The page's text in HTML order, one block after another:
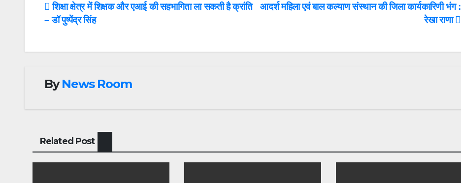
Post
navigation
आदर्श महिला एवं बाल कल्याण संस्थान की जिला कार्यकारिणी भंग :
रेखा राणा
शिक्षा क्षेत्र में शिक्षक और एआई की सहभागिता ला सकती है क्रांति
– डॉ पुष्पेंद्र सिंह
ByNews Room
Related Post